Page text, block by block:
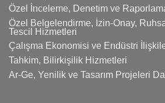
Özel İnceleme, Denetim ve
Özel Belgelendirme, İzin-Onay,
Tescil Hizmetleri
Çalışma Ekonomisi ve Endüstri
Tahkim, Bilirkişilik Hizmetleri
Ar-Ge, Yenilik ve Tasarım Projeleri